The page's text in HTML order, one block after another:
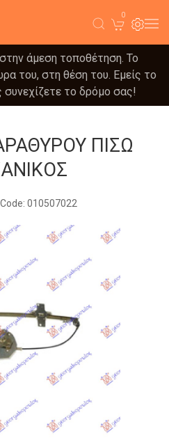
0
άμεση τοποθέτηση. Το
του, στη θέση του. Εμείς το
συνεχίζετε το δρόμο σας!
ΠΙΣΩ
Code: 010507022